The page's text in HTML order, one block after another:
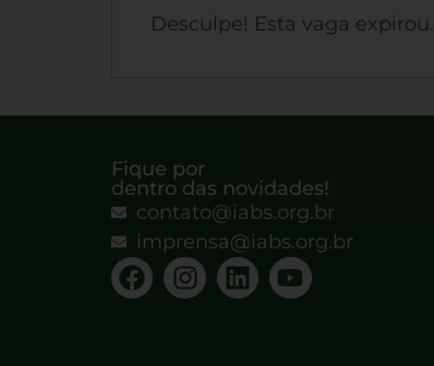
Desculpe! Esta vaga expirou.
Fique por
dentro das novidades!
contato@iabs.org.br
imprensa@iabs.org.br